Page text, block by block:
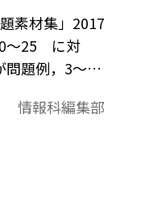
素材集」2017
～25 に対
問題例，3～4
加工してご利
情報科編集部